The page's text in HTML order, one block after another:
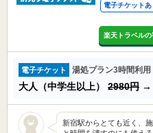
電子チケットあ
楽天トラベル
電子チケット 湯処プラン3時間利
大人（中学生以上） 2980円 →
新宿駅からとても近く、